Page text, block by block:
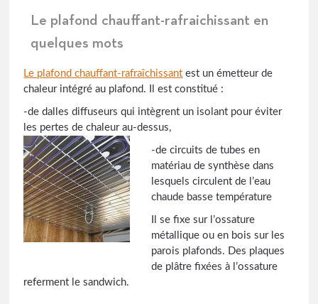
Le plafond chauffant-rafraichissant en
quelques mots
Le plafond chauffant-rafraîchissant est un émetteur de
chaleur intégré au plafond. Il est constitué :
-de dalles diffuseurs qui intègrent un isolant pour éviter
les pertes de chaleur au-dessus,
-de circuits de tubes en
matériau de synthèse dans
lesquels circulent de l’eau
chaude basse température
Il se fixe sur l’ossature
métallique ou en bois sur les
parois plafonds. Des plaques
de plâtre fixées à l’ossature
referment le sandwich.